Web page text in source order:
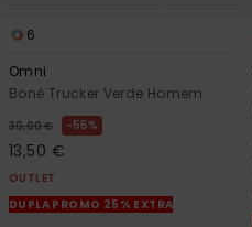
6
Omni
Boné Trucker Verde Homem
30,00 € 55%
13,50 €
OUTLET
DUPLA PROMO 25% EXTRA